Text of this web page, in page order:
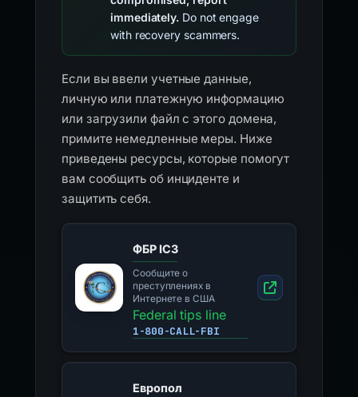
immediately. Do not engage
with recovery scammers.
Если вы ввели учетные данные,
личную или платежную информацию
или загрузили файл с этого домена,
примите немедленные меры. Ниже
приведены ресурсы, которые помогут
вам сообщить об инциденте и
защитить себя.
ФБР IC3
Сообщите о
преступлениях в
Интернете в США
Federal tips line
1-800-CALL-FBI
Европол